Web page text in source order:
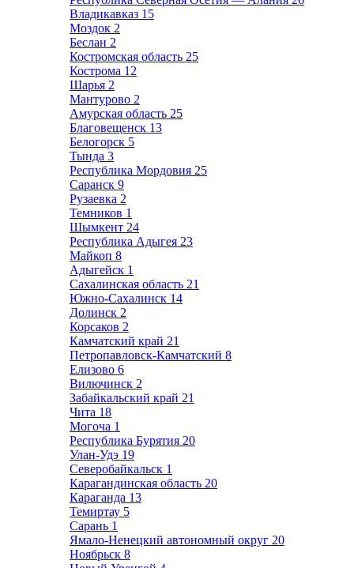
Владикавказ 15
Моздок 2
Беслан 2
Костромская область 25
Кострома 12
Шарья 2
Мантурово 2
Амурская область 25
Благовещенск 13
Белогорск 5
Тында 3
Республика Мордовия 25
Саранск 9
Рузаевка 2
Темников 1
Шымкент 24
Республика Адыгея 23
Майкоп 8
Адыгейск 1
Сахалинская область 21
Южно-Сахалинск 14
Долинск 2
Корсаков 2
Камчатский край 21
Петропавловск-Камчатский 8
Елизово 6
Вилючинск 2
Забайкальский край 21
Чита 18
Могоча 1
Республика Бурятия 20
Улан-Удэ 19
Северобайкальск 1
Карагандинская область 20
Караганда 13
Темиртау 5
Сарань 1
Ямало-Ненецкий автономный округ 20
Ноябрьск 8